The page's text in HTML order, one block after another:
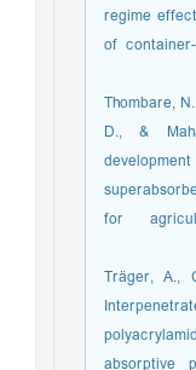
regime
of
Thombare,
D., &
for
Träger, A.,